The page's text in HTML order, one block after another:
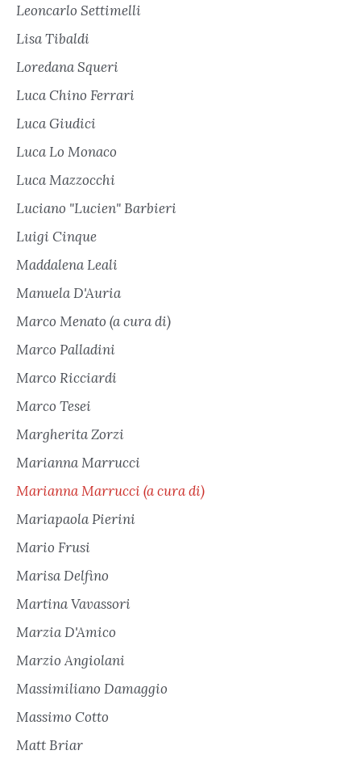
Leoncarlo Settimelli
Lisa Tibaldi
Loredana Squeri
Luca Chino Ferrari
Luca Giudici
Luca Lo Monaco
Luca Mazzocchi
Luciano "Lucien" Barbieri
Luigi Cinque
Maddalena Leali
Manuela D'Auria
Marco Menato (a cura di)
Marco Palladini
Marco Ricciardi
Marco Tesei
Margherita Zorzi
Marianna Marrucci
Marianna Marrucci (a cura di)
Mariapaola Pierini
Mario Frusi
Marisa Delfino
Martina Vavassori
Marzia D'Amico
Marzio Angiolani
Massimiliano Damaggio
Massimo Cotto
Matt Briar